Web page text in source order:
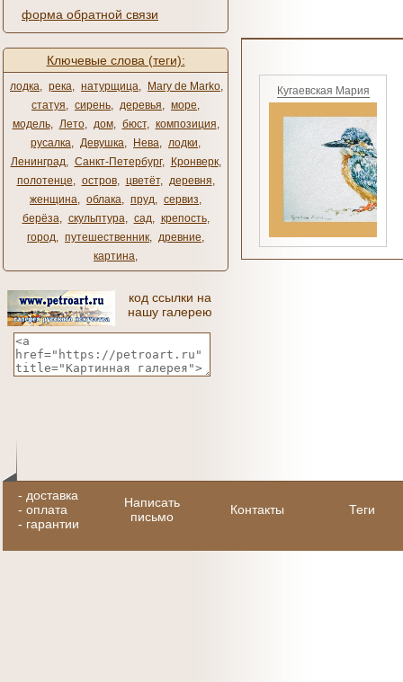
форма обратной связи
Ключевые слова (теги):
лодка, река, натурщица, Mary de Marko,
статуя, сирень, деревья, море,
модель, Лето, дом, бюст, композиция,
русалка, Девушка, Нева, лодки,
Ленинград, Санкт-Петербург, Кронверк,
полотенце, остров, цветёт, деревня,
женщина, облака, пруд, сервиз,
берёза, скульптура, сад, крепость,
город, путешественник, древние,
картина,
код ссылки на
нашу галерею
Кугаевская Мария
- доставка
- оплата
- гарантии
Написать
письмо
Контакты Теги